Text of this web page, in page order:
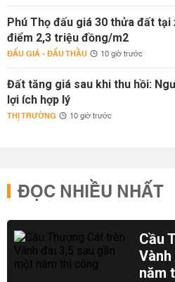
Phú Thọ đấu giá 30 thửa đất tại
điểm 2,3 triệu đồng/m2
ĐẤU GIÁ - ĐẤU THẦU 10 giờ trước
Đất tăng giá sau khi thu hồi:
lợi ích hợp lý
THỊ TRƯỜNG 10 giờ trước
ĐỌC NHIỀU NHẤT
Cầu
năm